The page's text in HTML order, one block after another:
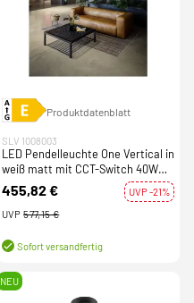
Produktdatenblatt
SLV 1008003
LED Pendelleuchte One Vertical in
weiß matt mit CCT-Switch 40W
dimmbar
455,82 €
UVP -21%
UVP 577,15 €
Sofort versandfertig
NEU